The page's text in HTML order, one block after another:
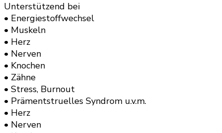
Unterstützend bei
• Energiestoffwechsel
• Muskeln
• Herz
• Nerven
• Knochen
• Zähne
• Stress, Burnout
• Prämentstruelles Syndrom u.v.m.
• Herz
• Nerven